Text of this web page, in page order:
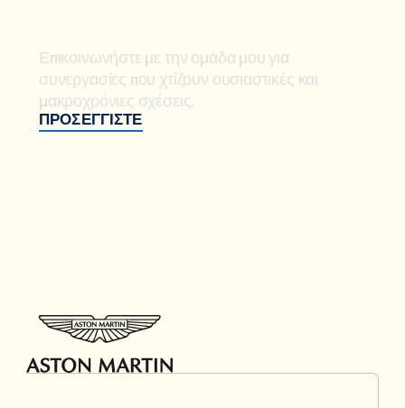
Επικοινωνήστε με την ομάδα μου για
συνεργασίες που χτίζουν ουσιαστικές και
μακροχρόνιες σχέσεις.
ΠΡΟΣΕΓΓΊΣΤΕ